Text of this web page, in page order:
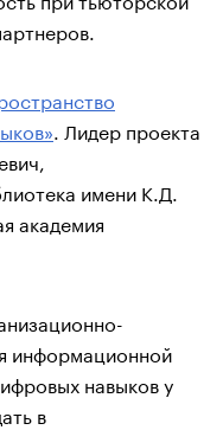
. Лидер проекта
имени К.Д.
академия
информационной
навыков у
в